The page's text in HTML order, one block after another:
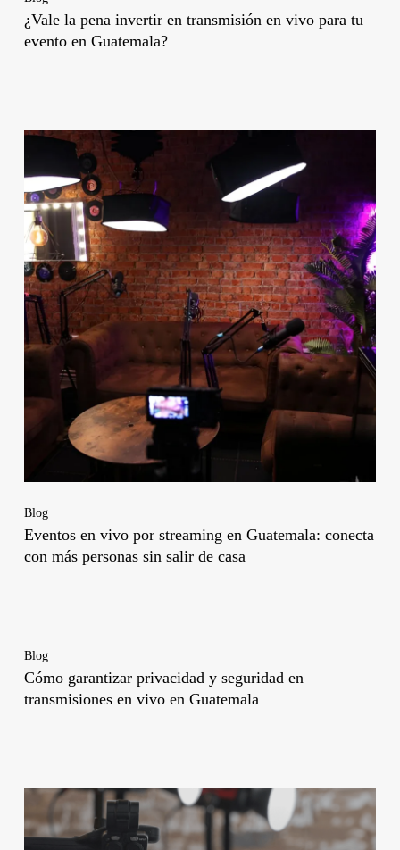
¿Vale la pena invertir en transmisión en vivo para tu
evento en Guatemala?
Blog
Eventos en vivo por streaming en Guatemala: conecta
con más personas sin salir de casa
Blog
Cómo garantizar privacidad y seguridad en
transmisiones en vivo en Guatemala